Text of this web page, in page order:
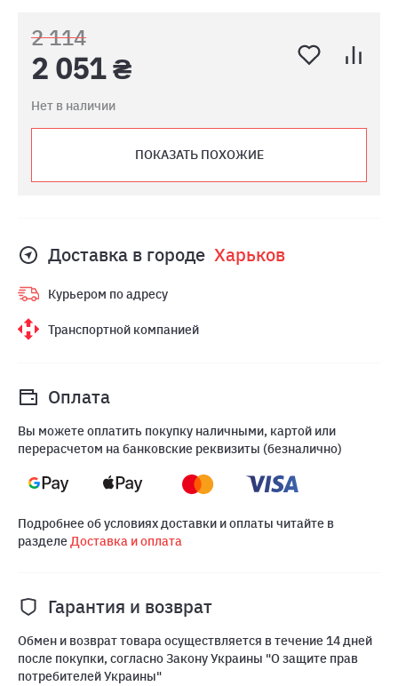
2 114
2 051 ₴
Нет в наличии
ПОКАЗАТЬ ПОХОЖИЕ
Доставка в городе Харьков
Курьером по адресу
Транспортной компанией
Оплата
Вы можете оплатить покупку наличными, картой или
перерасчетом на банковские реквизиты (безналично)
Подробнее об условиях доставки и оплаты читайте в
разделеДоставка и оплата
Гарантия и возврат
Обмен и возврат товара осуществляется в течение 14 дней
после покупки, согласно Закону Украины "О защите прав
потребителей Украины"